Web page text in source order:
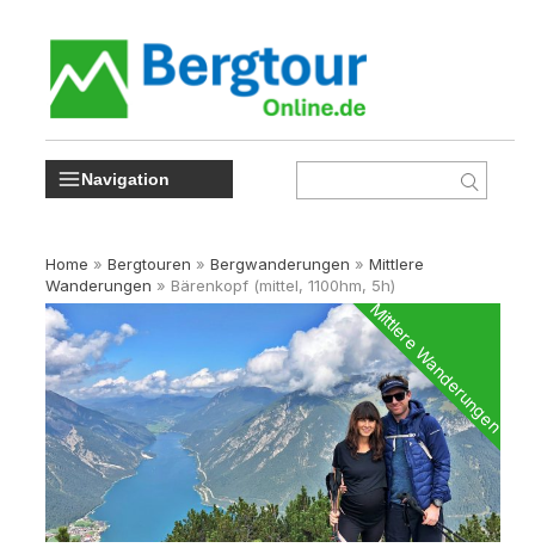
Navigation
Home » Bergtouren » Bergwanderungen » Mittlere
Wanderungen » Bärenkopf (mittel, 1100hm, 5h)
Mittlere Wanderungen